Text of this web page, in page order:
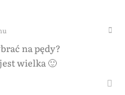
na pędy?
wielka 🙂